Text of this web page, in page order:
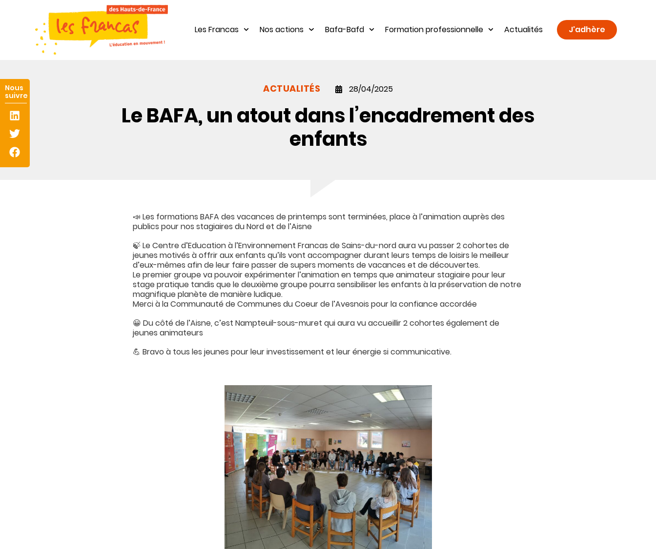
Les Francas Nos actions Bafa-Bafd Formation professionnelle Actualités J'adhère
ACTUALITÉS 28/04/2025
Le BAFA, un atout dans l’encadrement des
enfants
📣 Les formations BAFA des vacances de printemps sont terminées, place à l’animation auprès des
publics pour nos stagiaires du Nord et de l’Aisne
🍃 Le Centre d’Education à l’Environnement Francas de Sains-du-nord aura vu passer 2 cohortes de
jeunes motivés à offrir aux enfants qu’ils vont accompagner durant leurs temps de loisirs le meilleur
d’eux-mêmes afin de leur faire passer de supers moments de vacances et de découvertes.
Le premier groupe va pouvoir expérimenter l’animation en temps que animateur stagiaire pour leur
stage pratique tandis que le deuxième groupe pourra sensibiliser les enfants à la préservation de notre
magnifique planète de manière ludique.
Merci à la Communauté de Communes du Coeur de l’Avesnois pour la confiance accordée
😀 Du côté de l’Aisne, c’est Nampteuil-sous-muret qui aura vu accueillir 2 cohortes également de
jeunes animateurs
💪 Bravo à tous les jeunes pour leur investissement et leur énergie si communicative.
Panneau de gestion des cookies